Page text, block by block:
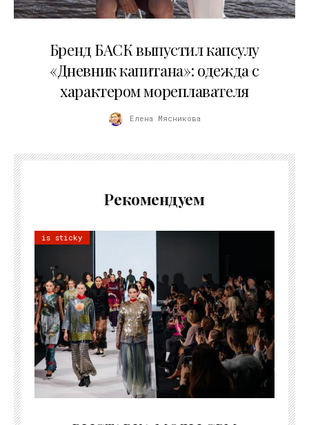
Бренд БАСК выпустил капсулу
«Дневник капитана»: одежда с
характером мореплавателя
Елена Мясникова
Рекомендуем
is sticky